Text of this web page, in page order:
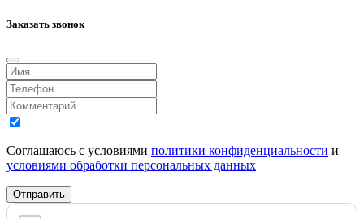
Заказать звонок
Соглашаюсь с условиями политики конфиденциальности и
условиями обработки персональных данных
Отправить